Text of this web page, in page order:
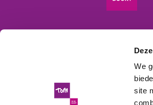
We
site